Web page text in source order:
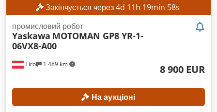
Закінчується через4d 11h 19min 56s
Tirol 1 489 km
промисловий робот
Yaskawa MOTOMAN GP8 YR-1-
06VX8-A00
8 900 EUR
На аукціоні